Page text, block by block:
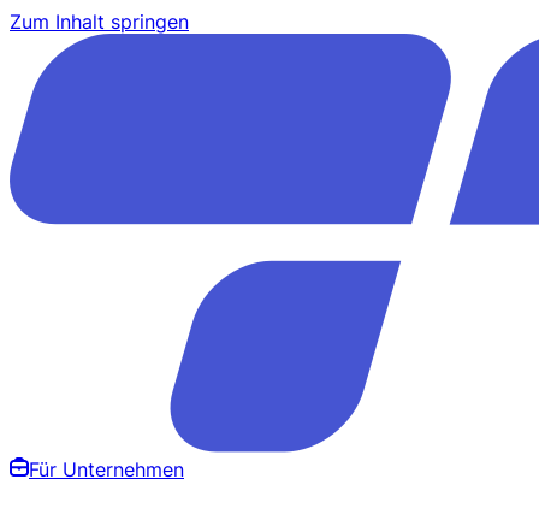
Zum Inhalt springen
Für Unternehmen